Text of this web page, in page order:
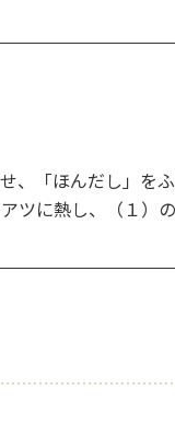
、「ほんだし」を
ツに熱し、（１）